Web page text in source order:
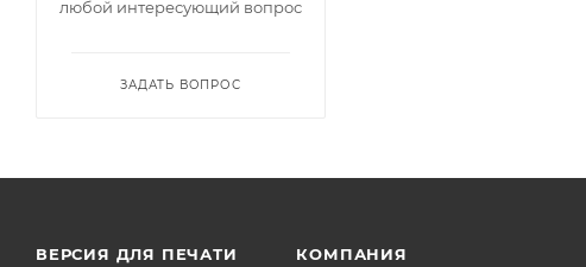
любой интересующий вопрос
ЗАДАТЬ ВОПРОС
ВЕРСИЯ ДЛЯ ПЕЧАТИ КОМПАНИЯ